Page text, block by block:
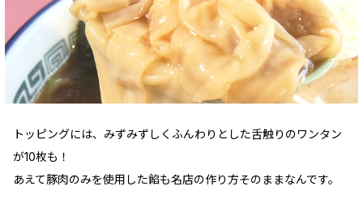
トッピングには、みずみずしくふんわりとした舌触りのワンタン
が10枚も！
あえて豚肉のみを使用した餡も名店の作り方そのままなんです。